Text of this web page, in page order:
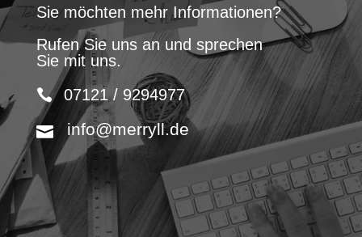
Sie möchten mehr Informationen?
Rufen Sie uns an und sprechen
Sie mit uns.
07121 / 9294977
info@merryll.de